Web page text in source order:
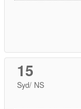
15
Syd/ NS